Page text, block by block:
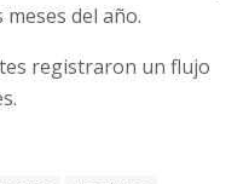
del año.
registraron un flujo